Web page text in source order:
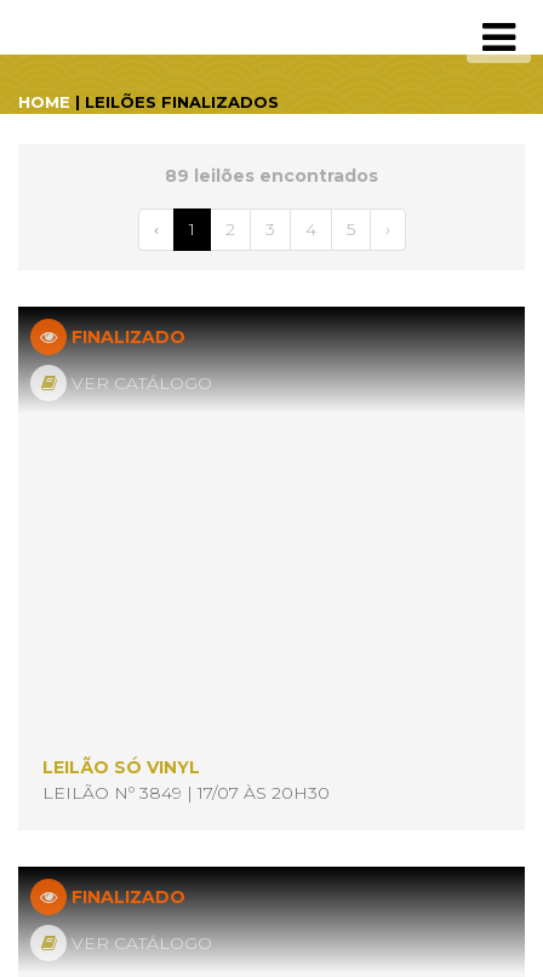
HOME | LEILÕES FINALIZADOS
89 leilões encontrados
‹ 1 2 3 4 5 ›
LEILÃO SÓ VINYL
LEILÃO Nº 3849 | 17/07 ÀS 20H30
FINALIZADO
VER CATÁLOGO
FINALIZADO
VER CATÁLOGO